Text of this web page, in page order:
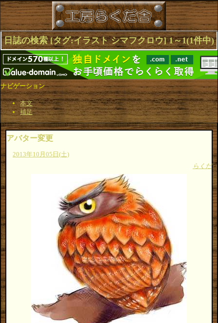
日誌の検索 [タグ:イラスト シマフクロウ] 1～1(1件中)
ナビゲーション
本文
補足
アバター変更
2013年10月05日(土)
らくだ